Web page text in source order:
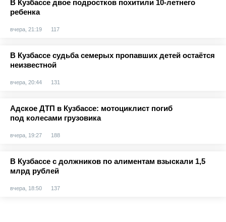
В Кузбассе двое подростков похитили 10-летнего
ребенка
вчера, 21:19 117
В Кузбассе судьба семерых пропавших детей остаётся
неизвестной
вчера, 20:44 131
Адское ДТП в Кузбассе: мотоциклист погиб
под колесами грузовика
вчера, 19:27 188
В Кузбассе с должников по алиментам взыскали 1,5
млрд рублей
вчера, 18:50 137